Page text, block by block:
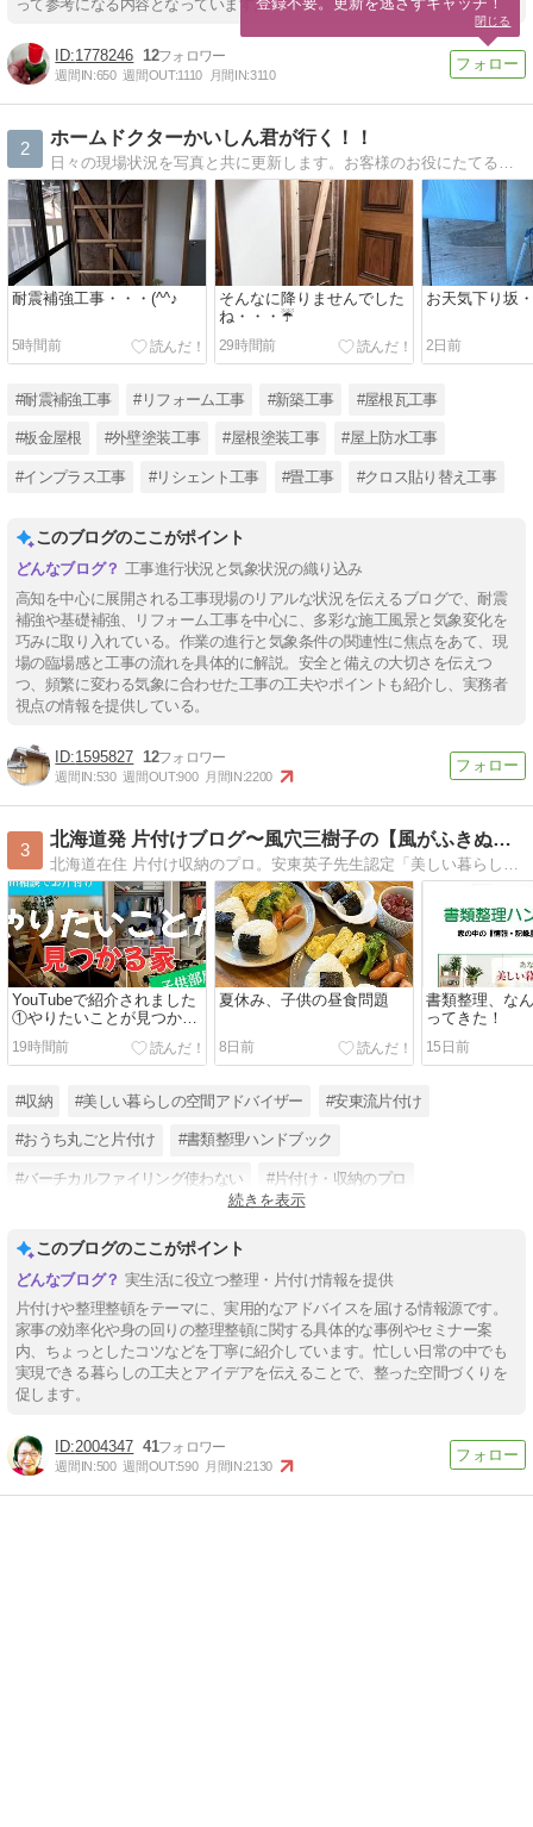
って参考になる内容となっています。
1778246 12
週間IN:650 週間OUT:1110 月間IN:3110
2
ホームドクターかいしん君が行く！！
日々の現場状況を写真と共に更新します。お客様のお役にたてる情報が発信できれば幸いです（＾＾）
耐震補強工事・・・(^^♪
5時間前
そんなに降りませんでした
ね・・・☔
29時間前
お天気下り坂
2日前
#耐震補強工事 #リフォーム工事 #新築工事 #屋根瓦工事
#板金屋根 #外壁塗装工事 #屋根塗装工事 #屋上防水工事
#インプラス工事 #リシェント工事 #畳工事 #クロス貼り替え工事
このブログのここがポイント
工事進行状況と気象状況の織り込み
高知を中心に展開される工事現場のリアルな状況を伝えるブログで、耐震
補強や基礎補強、リフォーム工事を中心に、多彩な施工風景と気象変化を
巧みに取り入れている。作業の進行と気象条件の関連性に焦点をあて、現
場の臨場感と工事の流れを具体的に解説。安全と備えの大切さを伝えつ
つ、頻繁に変わる気象に合わせた工事の工夫やポイントも紹介し、実務者
視点の情報を提供している。
1595827 12
週間IN:530 週間OUT:900 月間IN:2200
3
北海道発 片付けブログ〜風穴三樹子の【風がふきぬける家】
北海道在住 片付け収納のプロ。安東英子先生認定「美しい暮らしの空間アドバイザー」。札幌・道央をはじめ北海道全域お片付けに伺います。【書類整理ハンドブック】で一生悩まない書類整理をアドバイス。
YouTubeで紹介されました
①やりたいことが見つかる
19時間前
夏休み、子供の昼食問題
8日前
書類整理、な
ってきた！
15日前
#収納 #美しい暮らしの空間アドバイザー #安東流片付け
#おうち丸ごと片付け #書類整理ハンドブック
#バーチカルファイリング使わない #片付け・収納のプロ
#子供部屋の片付け #家具配置をアドバイス
続きを表示
このブログのここがポイント
実生活に役立つ整理・片付け情報を提供
片付けや整理整頓をテーマに、実用的なアドバイスを届ける情報源です。
家事の効率化や身の回りの整理整頓に関する具体的な事例やセミナー案
内、ちょっとしたコツなどを丁寧に紹介しています。忙しい日常の中でも
実現できる暮らしの工夫とアイデアを伝えることで、整った空間づくりを
促します。
2004347 41
週間IN:500 週間OUT:590 月間IN:2130
閉じる